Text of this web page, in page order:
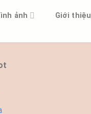
ảnh Giới thiệu